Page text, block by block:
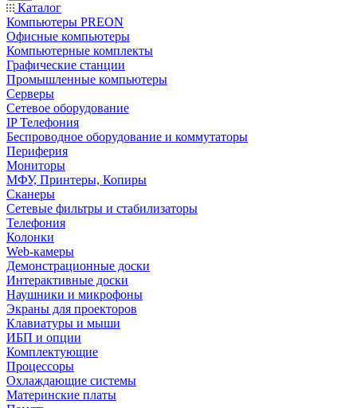
Каталог
Компьютеры PREON
Офисные компьютеры
Компьютерные комплекты
Графические станции
Промышленные компьютеры
Серверы
Сетевое оборудование
IP Телефония
Беспроводное оборудование и коммутаторы
Периферия
Мониторы
МФУ, Принтеры, Копиры
Сканеры
Сетевые фильтры и стабилизаторы
Телефония
Колонки
Web-камеры
Демонстрационные доски
Интерактивные доски
Наушники и микрофоны
Экраны для проекторов
Клавиатуры и мыши
ИБП и опции
Комплектующие
Процессоры
Охлаждающие системы
Материнские платы